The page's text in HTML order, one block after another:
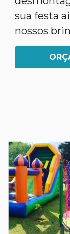
sua festa
nossos